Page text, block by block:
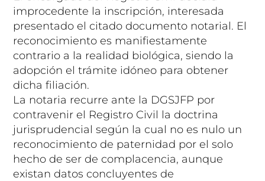
improcedente la inscripción, interesada
presentado el citado documento notarial. El
reconocimiento es manifiestamente
contrario a la realidad biológica, siendo la
adopción el trámite idóneo para obtener
dicha filiación.
La notaria recurre ante la DGSJFP por
contravenir el Registro Civil la doctrina
jurisprudencial según la cual no es nulo un
reconocimiento de paternidad por el solo
hecho de ser de complacencia, aunque
existan datos concluyentes de